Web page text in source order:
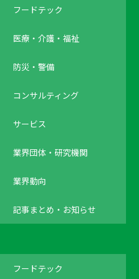
フードテック
医療・介護・福祉
防災・警備
コンサルティング
サービス
業界団体・研究機関
業界動向
記事まとめ・お知らせ
フードテック